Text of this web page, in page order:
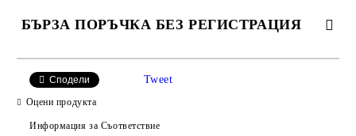
БЪРЗА ПОРЪЧКА БЕЗ РЕГИСТРАЦИЯ
Сподели Tweet
Оцени продукта
Информация за Съответствие